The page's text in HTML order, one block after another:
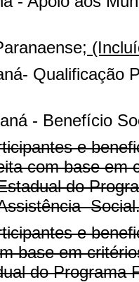
Qualificação
- Benefício
e
com base em
do
e
base em
do Programa